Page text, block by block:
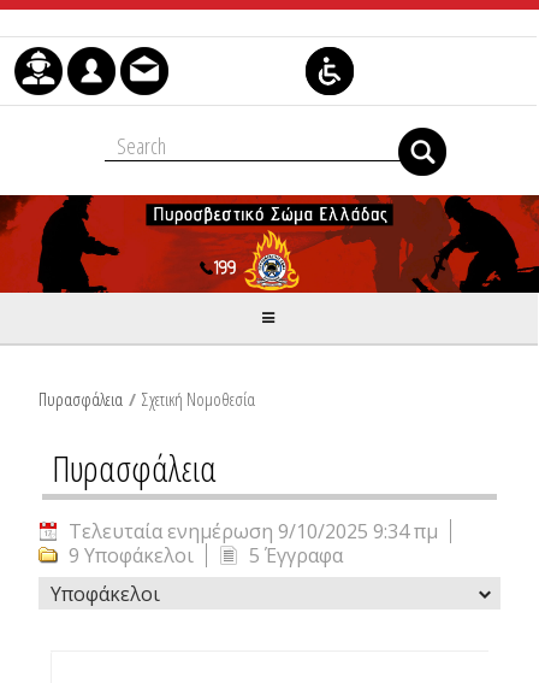
Μετάβαση στο περιεχόμενο
Πυρασφάλεια / Σχετική Νομοθεσία
Πυρασφάλεια
Τελευταία ενημέρωση 9/10/2025 9:34 πμ
9 Υποφάκελοι
5 Έγγραφα
Υποφάκελοι